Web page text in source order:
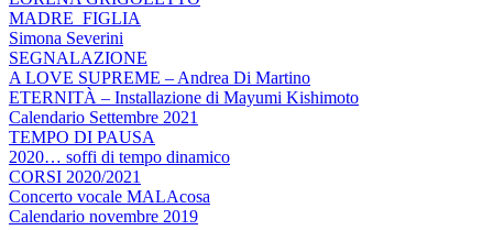
MADRE_FIGLIA
Simona Severini
SEGNALAZIONE
A LOVE SUPREME – Andrea Di Martino
ETERNITÀ – Installazione di Mayumi Kishimoto
Calendario Settembre 2021
TEMPO DI PAUSA
2020… soffi di tempo dinamico
CORSI 2020/2021
Concerto vocale MALAcosa
Calendario novembre 2019